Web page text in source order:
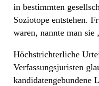
in bestimmten
Soziotope entstehen.
waren, nannte man sie
Höchstrichterliche
Verfassungsjuristen
kandidatengebundene